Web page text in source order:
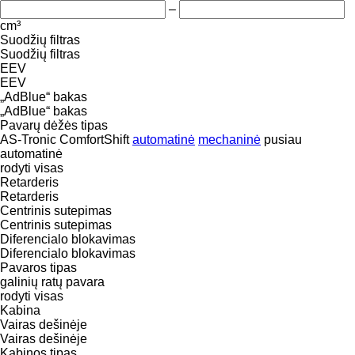
–
cm³
Suodžių filtras
Suodžių filtras
EEV
EEV
„AdBlue“ bakas
„AdBlue“ bakas
Pavarų dėžės tipas
AS-Tronic ComfortShift automatinė mechaninė pusiau
automatinė
rodyti visas
Retarderis
Retarderis
Centrinis sutepimas
Centrinis sutepimas
Diferencialo blokavimas
Diferencialo blokavimas
Pavaros tipas
galinių ratų pavara
rodyti visas
Kabina
Vairas dešinėje
Vairas dešinėje